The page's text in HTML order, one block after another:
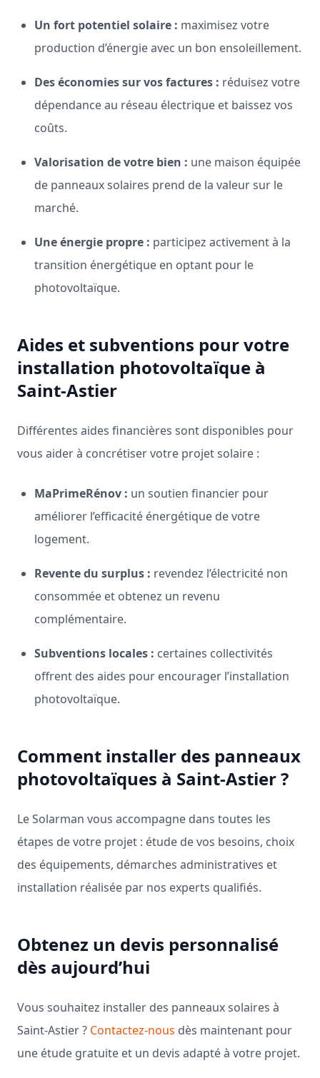
Un fort potentiel solaire : maximisez votre
production d’énergie avec un bon ensoleillement.
Des économies sur vos factures : réduisez votre
dépendance au réseau électrique et baissez vos
coûts.
Valorisation de votre bien : une maison équipée
de panneaux solaires prend de la valeur sur le
marché.
Une énergie propre : participez activement à la
transition énergétique en optant pour le
photovoltaïque.
Aides et subventions pour votre
installation photovoltaïque à
Saint-Astier
Différentes aides financières sont disponibles pour
vous aider à concrétiser votre projet solaire :
MaPrimeRénov : un soutien financier pour
améliorer l’efficacité énergétique de votre
logement.
Revente du surplus : revendez l’électricité non
consommée et obtenez un revenu
complémentaire.
Subventions locales : certaines collectivités
offrent des aides pour encourager l’installation
photovoltaïque.
Comment installer des panneaux
photovoltaïques à Saint-Astier ?
Le Solarman vous accompagne dans toutes les
étapes de votre projet : étude de vos besoins, choix
des équipements, démarches administratives et
installation réalisée par nos experts qualifiés.
Obtenez un devis personnalisé
dès aujourd’hui
Vous souhaitez installer des panneaux solaires à
Saint-Astier ? Contactez-nous dès maintenant pour
une étude gratuite et un devis adapté à votre projet.